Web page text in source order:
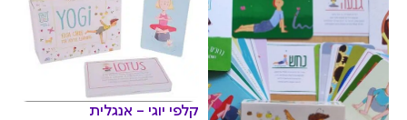
קלפי יוגי – אנגלית